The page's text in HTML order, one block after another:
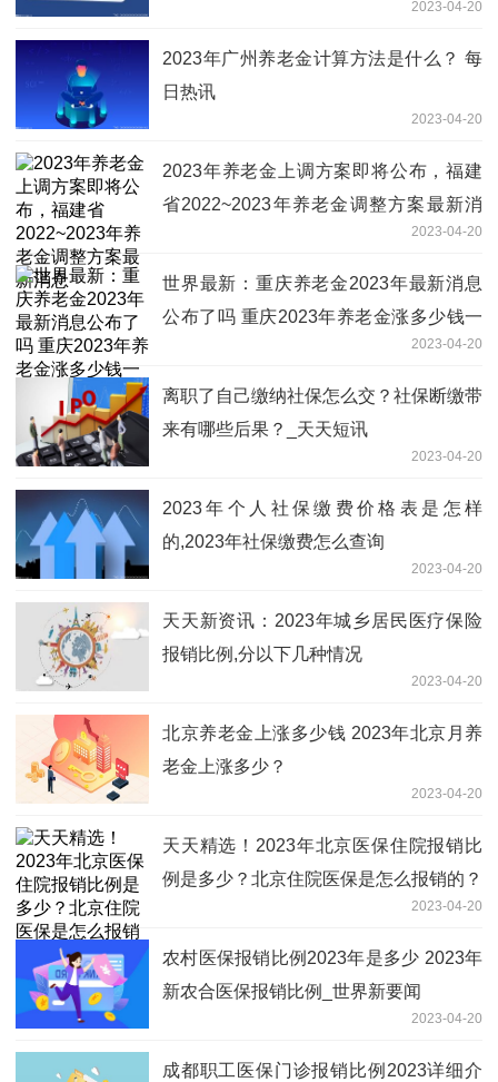
2022~2023个人社保缴费标准表2023-04-20
2023年广州养老金计算方法是什么？ 每
日热讯
2023-04-20
2023年养老金上调方案即将公布，福建
省2022~2023年养老金调整方案最新消
2023-04-20
世界最新：重庆养老金2023年最新消息
公布了吗 重庆2023年养老金涨多少钱一
2023-04-20
离职了自己缴纳社保怎么交？社保断缴带
来有哪些后果？_天天短讯
2023-04-20
2023年个人社保缴费价格表是怎样
的,2023年社保缴费怎么查询
2023-04-20
天天新资讯：2023年城乡居民医疗保险
报销比例,分以下几种情况
2023-04-20
北京养老金上涨多少钱 2023年北京月养
老金上涨多少？
2023-04-20
天天精选！2023年北京医保住院报销比
例是多少？北京住院医保是怎么报销的？
2023-04-20
农村医保报销比例2023年是多少 2023年
新农合医保报销比例_世界新要闻
2023-04-20
成都职工医保门诊报销比例2023详细介